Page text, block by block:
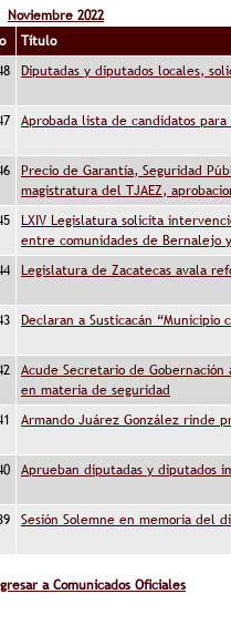
Noviembre 2022
Título
Diputadas y diputados locales,
Aprobada lista de candidatos
Precio de Garantía, Seguridad
magistratura del TJAEZ,
LXIV Legislatura solicita
entre comunidades de Bernalejo
Legislatura de Zacatecas avala
Declaran a Susticacán
Acude Secretario de
en materia de seguridad
Armando Juárez González rinde
Aprueban diputadas y diputados
Sesión Solemne en memoria del
a Comunicados Oficiales